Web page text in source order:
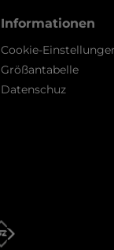
Informationen
Cookie-
Größantabelle
Datenschuz